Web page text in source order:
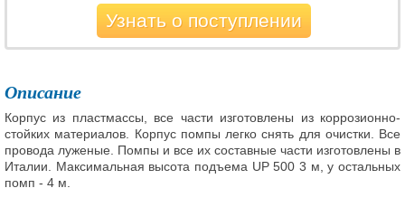
Узнать о поступлении
Описание
Корпус из пластмассы, все части изготовлены из коррозионно-
стойких материалов. Корпус помпы легко снять для очистки. Все
провода луженые. Помпы и все их составные части изготовлены в
Италии. Максимальная высота подъема UP 500 3 м, у остальных
помп - 4 м.